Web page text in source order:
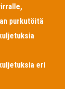
purkutöitä
eri